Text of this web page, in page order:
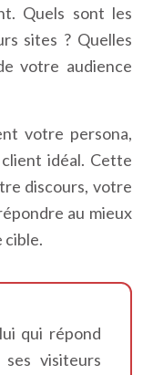
Quels sont les
sites ? Quelles
votre audience
votre persona,
idéal. Cette
discours, votre
au mieux
cible.
qui répond
visiteurs